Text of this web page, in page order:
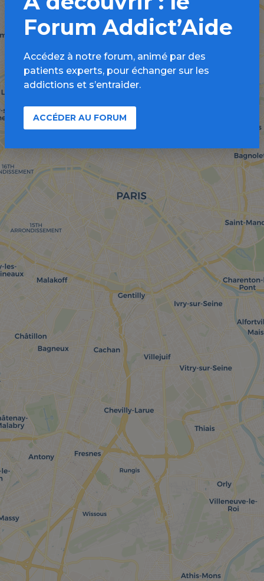
Forum Addict’Aide
Accédez à notre forum, animé par des
patients experts, pour échanger sur les
addictions et s’entraider.
ACCÉDER AU FORUM